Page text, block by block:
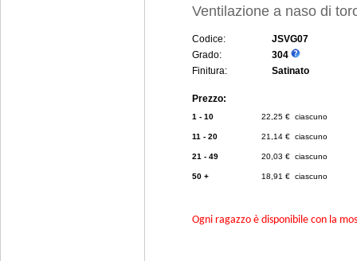
Ventilazione a naso di
Codice:
JSVG07
Grado:
304
Finitura:
Satinato
Prezzo:
1 - 10 22,25 € ciascuno
11 - 20 21,14 € ciascuno
21 - 49 20,03 € ciascuno
50 + 18,91 € ciascuno
Ogni ragazzo è disponibile con la